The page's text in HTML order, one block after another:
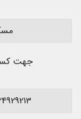
جهت